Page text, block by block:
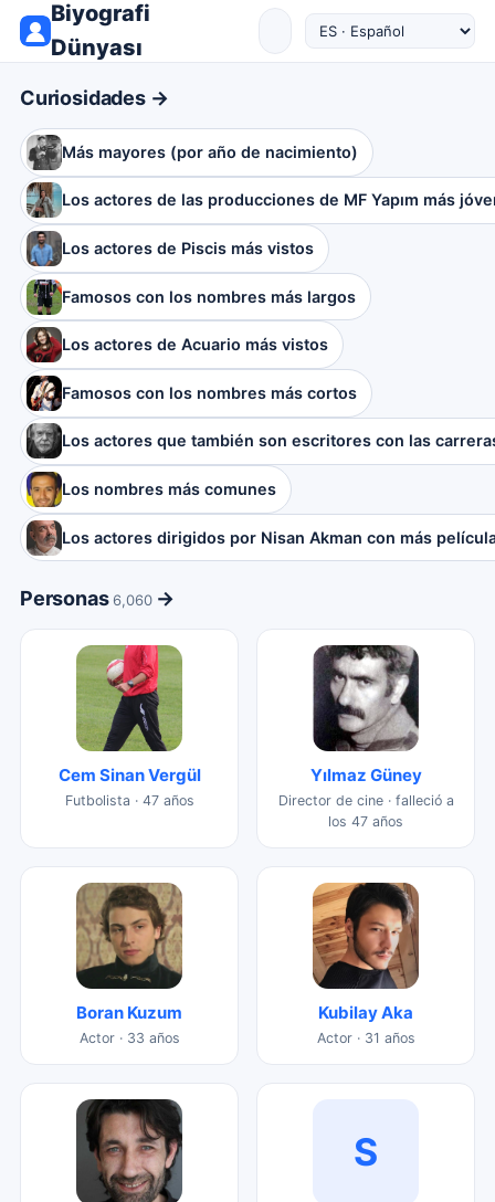
Biyografi
Dünyası
Curiosidades →
Más mayores (por año de nacimiento)
Los actores de las producciones de MF Yapım más
Los actores de Piscis más vistos
Famosos con los nombres más largos
Los actores de Acuario más vistos
Famosos con los nombres más cortos
Los actores que también son escritores con las
Los nombres más comunes
Los actores dirigidos por Nisan Akman con más
Personas 6,060→
Cem Sinan Vergül
Futbolista · 47 años
Yılmaz Güney
Director de cine · falleció a
los 47 años
Boran Kuzum
Actor · 33 años
Kubilay Aka
Actor · 31 años
S